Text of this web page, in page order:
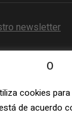
newsletter
/ © 2023
0
cookies
de acuerdo